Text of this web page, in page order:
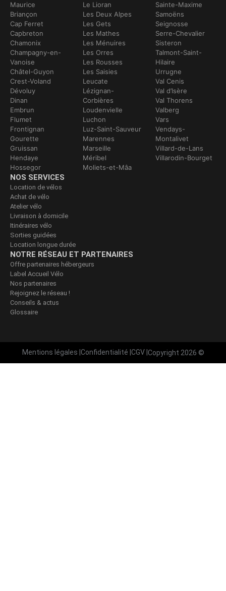
Maurice
Briançon
Cap Ferret
Capbreton
Chamonix
Champagny-en-
Vanoise
Châtel-Guyon
Crest-Voland
Dévoluy
Dinan
Embrun
Flumet
Frontignan
Gourette
Gruissan
Hendaye
Hossegor
Le Lioran
Les Deux Alpes
Les Gets
Les Mathes
Les Ménuires
Les Orres
Les Rousses
Les Saisies
Leucate
Lézignan-
Corbières
Loudenvielle
Luchon
Luz-Saint-Sauveur
Marennes
Marseille
Méribel
Moliets-et-Mâa
Sainte-Maxime
Samoëns
Seignosse
Serre-Chevalier
Sisteron
Talmont-Saint-
Hilaire
Urrugne
Val Cenis
Val d’Isère
Val Thorens
Valberg
Vars
Vendays-
Montalivet
Villard-de-Lans
Villarodin-Bourget
NOS SERVICES
Location de vélos
Achat de vélo
Atelier vélo
Livraison à domicile
Itinéraires vélo
Sorties guidées
Location longue durée
NOTRE RÉSEAU ET PARTENAIRES
Offre partenaires hébergeurs
Label Accueil Vélo
Nos partenaires
Rejoignez le réseau !
Conseils & actus
Glossaire
Mentions légales Confidentialité CGV| Copyright 2026 ©